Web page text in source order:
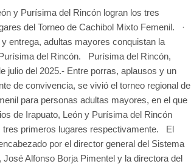
y Purísima del Rincón logran los tres
del Torneo de Cachibol Mixto Femenil. ·
entrega, adultas mayores conquistan la
del Rincón. Purísima del Rincón,
julio del 2025.- Entre porras, aplausos y un
de convivencia, se vivió el torneo regional de
para personas adultas mayores, en el que
de Irapuato, León y Purísima del Rincón
tres primeros lugares respectivamente. El
por el director general del Sistema
José Alfonso Borja Pimentel y la directora del